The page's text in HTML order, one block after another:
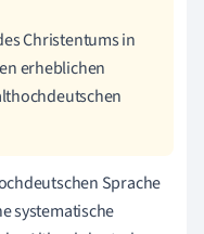
Christentums in
erheblichen
Sprache
systematische